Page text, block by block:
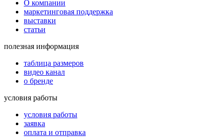
О компании
маркетинговая поддержка
выставки
статьи
полезная информация
таблица размеров
видео канал
о бренде
условия работы
условия работы
заявка
оплата и отправка